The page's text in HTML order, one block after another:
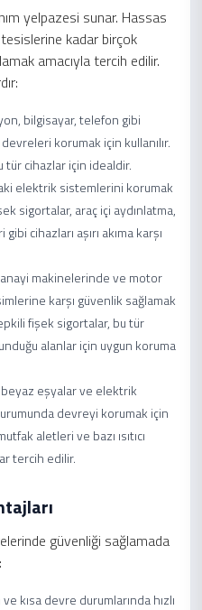
yelpazesi sunar. Hassas
kadar birçok
amacıyla tercih edilir.
bilgisayar, telefon gibi
korumak için kullanılır.
tür cihazlar için idealdir.
elektrik sistemlerini korumak
sigortalar, araç içi aydınlatma,
cihazları aşırı akıma karşı
makinelerinde ve motor
karşı güvenlik sağlamak
fişek sigortalar, bu tür
alanlar için uygun koruma
eşyalar ve elektrik
devreyi korumak için
aletleri ve bazı ısıtıcı
tercih edilir.
güvenliği sağlamada
ve kısa devre durumlarında hızlı